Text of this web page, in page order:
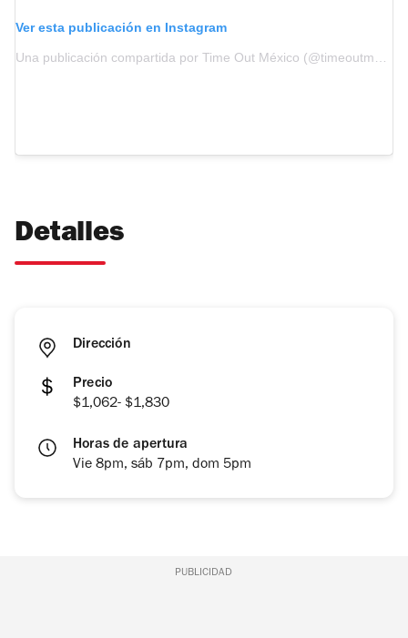
Ver esta publicación en Instagram
Una publicación compartida por Time Out México (@timeoutmexico)
Detalles
Dirección
Precio
$1,062- $1,830
Horas de apertura
Vie 8pm, sáb 7pm, dom 5pm
PUBLICIDAD